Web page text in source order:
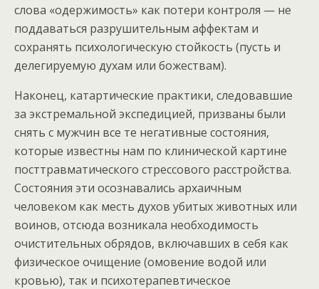
слова «одержимость» как потери контроля — не
поддаваться разрушительным аффектам и
сохранять психологическую стойкость (пусть и
делегируемую духам или божествам).
Наконец, катартические практики, следовавшие
за экстремальной экспедицией, призваны были
снять с мужчин все те негативные состояния,
которые известны нам по клинической картине
посттравматического стрессового расстройства.
Состояния эти осознавались архаичным
человеком как месть духов убитых животных или
воинов, отсюда возникала необходимость
очистительных обрядов, включавших в себя как
физическое очищение (омовение водой или
кровью), так и психотерапевтическое